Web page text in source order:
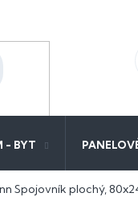
- BYT
Spojovník plochý,